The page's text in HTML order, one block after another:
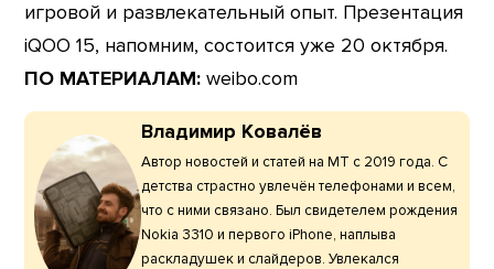
игровой и развлекательный опыт. Презентация
iQOO 15, напомним, состоится уже 20 октября.
ПО МАТЕРИАЛАМ: weibo.com
Владимир Ковалёв
Автор новостей и статей на МТ с 2019 года. С
детства страстно увлечён телефонами и всем,
что с ними связано. Был свидетелем рождения
Nokia 3310 и первого iPhone, наплыва
раскладушек и слайдеров. Увлекался